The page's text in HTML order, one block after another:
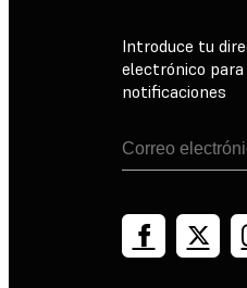
Introduce tu
electrónico
notificaciones